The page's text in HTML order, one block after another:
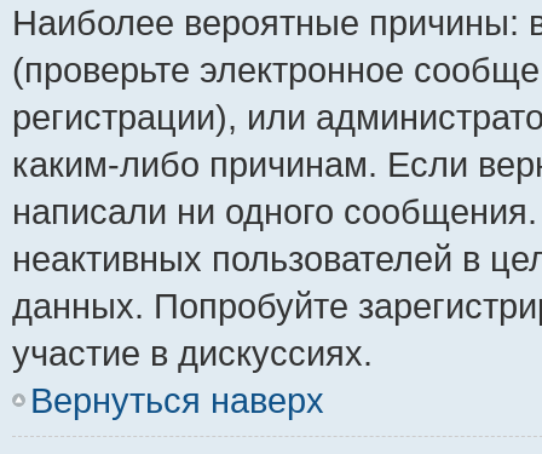
Наиболее вероятные причины:
(проверьте электронное
регистрации), или
каким-либо причинам. Если
написали ни одного
неактивных пользователей в
данных. Попробуйте
участие в дискуссиях.
Вернуться наверх